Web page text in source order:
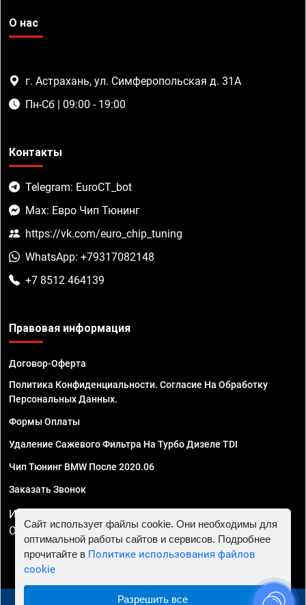
О нас
г. Астрахань, ул. Симферопольская д. 31А
Пн-Сб | 09:00 - 19:00
Контакты
Telegram: EuroCT_bot
Max: Евро Чип Тюнинг
https://vk.com/euro_chip_tuning
WhatsApp: +79317082148
+7 8512 464139
Правовая информация
Договор-Оферта
Политика Конфиденциальности. Согласие На Обработку
Персональных Данных.
Формы Оплаты
Удаление Сажевого Фильтра На Турбо Дизеле TDI
Чип Тюнинг BMW После 2020.06
Заказать Звонок
ИП Смирнов Георгий Павлович. ИНН 781302555843,
ОГРНИП 324470400032610
Сайт использует файлы cookie. Они необходимы для
оптимальной работы сайтов и сервисов. Подробнее
прочитайте в Политике использования файлов
cookie
Разрешить все